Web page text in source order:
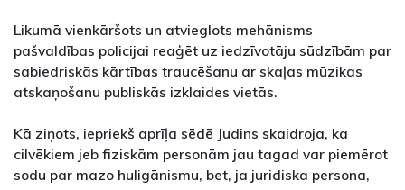
Likumā vienkāršots un atvieglots mehānisms
pašvaldības policijai reaģēt uz iedzīvotāju sūdzībām par
sabiedriskās kārtības traucēšanu ar skaļas mūzikas
atskaņošanu publiskās izklaides vietās.
Kā ziņots, iepriekš aprīļa sēdē Judins skaidroja, ka
cilvēkiem jeb fiziskām personām jau tagad var piemērot
sodu par mazo huligānismu, bet, ja juridiska persona,